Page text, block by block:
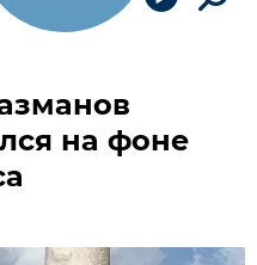
на фоне